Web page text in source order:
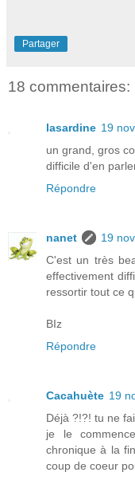
Partager
18 commentaires:
lasardine 19
un grand, gros
difficile d'en
Répondre
nanet
19
C'est un très
effectivement
ressortir tout ce
BIz
Répondre
Cacahuète 19
Déjà ?!?! tu ne
je le
chronique à la
coup de coeur